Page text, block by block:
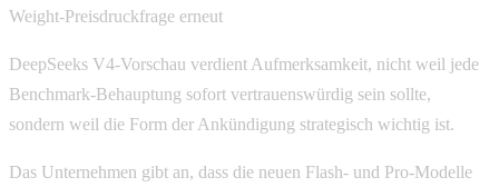
Weight-Preisdruckfrage erneut
DeepSeeks V4-Vorschau verdient Aufmerksamkeit, nicht weil jede
Benchmark-Behauptung sofort vertrauenswürdig sein sollte,
sondern weil die Form der Ankündigung strategisch wichtig ist.
Das Unternehmen gibt an, dass die neuen Flash- und Pro-Modelle